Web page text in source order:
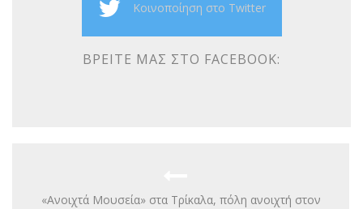
Κοινοποίηση στο Twitter
ΒΡΕΊΤΕ ΜΑΣ ΣΤΟ FACEBOOK:
«Ανοιχτά Μουσεία» στα Τρίκαλα, πόλη ανοιχτή στον